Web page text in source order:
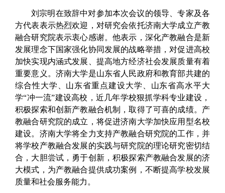
刘宗明在致辞中对参加本次会议的领导、专家及各
方代表表示热烈欢迎，对研究会依托济南大学成立产教
融合研究院表示衷心感谢。他表示，深化产教融合是新
发展理念下国家强化协同发展的战略举措，对促进高校
加快实现内涵式发展、提高地方经济社会发展质量有着
重要意义。济南大学是山东省人民政府和教育部共建的
综合性大学、山东省重点建设大学、山东省高水平大
学“冲一流”建设高校，近几年学校狠抓学科专业建设，
积极探索和创新产教融合机制，取得了可喜的成绩。产
教融合研究院的成立，将促进济南大学加快应用型名校
建设。济南大学将全力支持产教融合研究院的工作，并
将学校产教融合发展的实践与研究院的理论研究密切结
合，大胆尝试，勇于创新，积极探索产教融合发展的济
大模式，为产教融合提供成功案例，不断提高学校发展
质量和社会服务能力。